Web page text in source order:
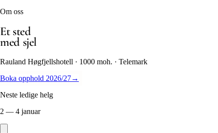
Om oss
Et sted
med sjel
Rauland Høgfjellshotell · 1000 moh. · Telemark
Boka opphold 2026/27→
Neste ledige helg
2 — 4 januar